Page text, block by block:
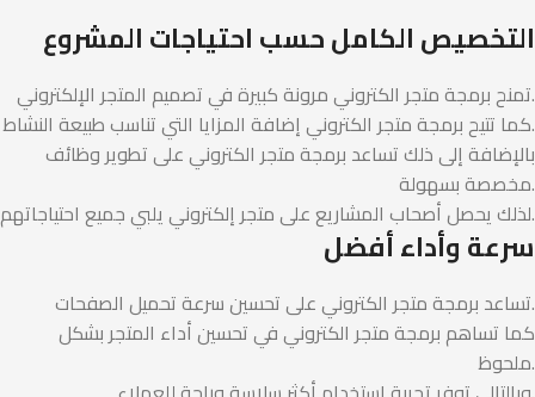
التخصيص الكامل حسب احتياجات المشروع
تمنح برمجة متجر الكتروني مرونة كبيرة في تصميم المتجر الإلكتروني.
كما تتيح برمجة متجر الكتروني إضافة المزايا التي تناسب طبيعة النشاط.
بالإضافة إلى ذلك تساعد برمجة متجر الكتروني على تطوير وظائف
مخصصة بسهولة.
لذلك يحصل أصحاب المشاريع على متجر إلكتروني يلبي جميع احتياجاتهم.
سرعة وأداء أفضل
تساعد برمجة متجر الكتروني على تحسين سرعة تحميل الصفحات.
كما تساهم برمجة متجر الكتروني في تحسين أداء المتجر بشكل
ملحوظ.